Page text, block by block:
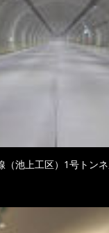
（池上工区）1号トン